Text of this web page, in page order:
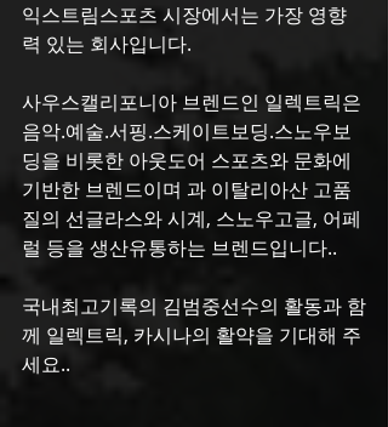
익스트림스포츠 시장에서는 가장 영향
력 있는 회사입니다.
사우스캘리포니아 브렌드인 일렉트릭은
음악.예술.서핑.스케이트보딩.스노우보
딩을 비롯한 아웃도어 스포츠와 문화에
기반한 브렌드이며 과 이탈리아산 고품
질의 선글라스와 시계, 스노우고글, 어페
럴 등을 생산유통하는 브렌드입니다..
국내최고기록의 김범중선수의 활동과 함
께 일렉트릭, 카시나의 활약을 기대해 주
세요..